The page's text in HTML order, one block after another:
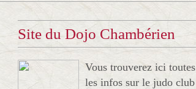
Site du Dojo Chambérien
Vous trouverez ici toutes
les infos sur le judo club